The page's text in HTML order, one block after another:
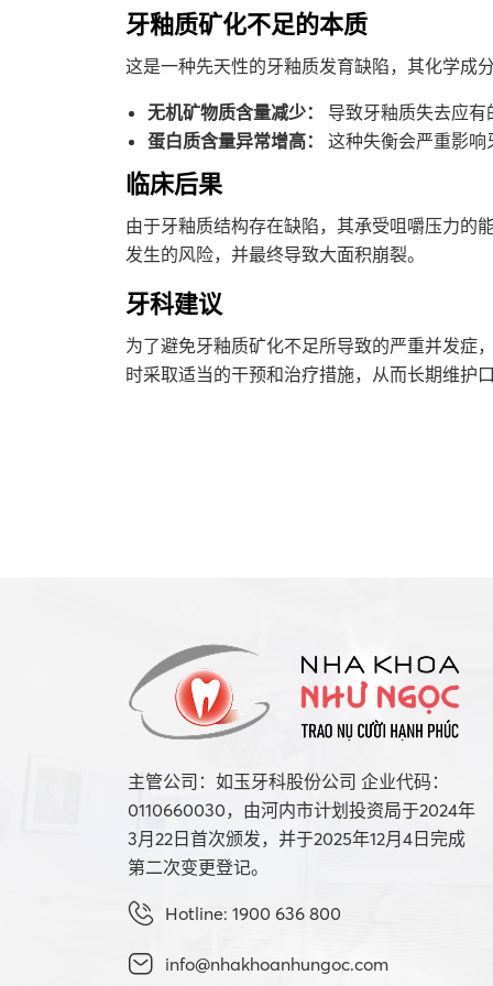
牙釉质矿化不足的本质
这是一种先天性的牙釉质发育缺陷，其化学成
无机矿物质含量减少：
导致牙釉质失去应
蛋白质含量异常增高：
这种失衡会严重影
临床后果
由于牙釉质结构存在缺陷，其承受咀嚼压力的
发生的风险，并最终导致大面积崩裂。
牙科建议
为了避免牙釉质矿化不足所导致的严重并发症
时采取适当的干预和治疗措施，从而长期维护
主管公司：如玉牙科股份公司 企业代码：
0110660030，由河内市计划投资局于2024年
3月22日首次颁发，并于2025年12月4日完成
第二次变更登记。
Hotline: 1900 636 800
info@nhakhoanhungoc.com